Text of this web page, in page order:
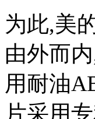
为此,美
由外而
用耐油
片采用